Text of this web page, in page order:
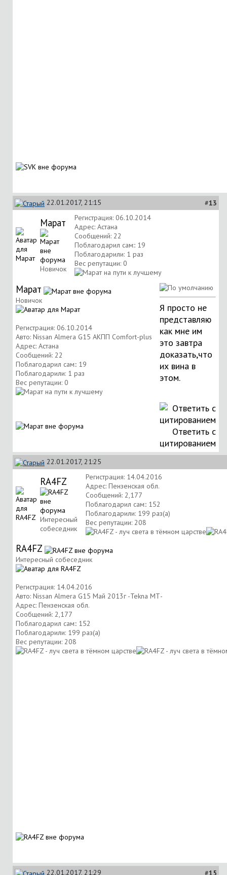
22.01.2017, 21:15 #13
Марат
Новичок
Регистрация: 06.10.2014
Адрес: Астана
Сообщений: 22
Поблагодарил сам:: 19
Поблагодарили: 1 раз
Вес репутации: 0
Марат
Новичок
Регистрация: 06.10.2014
Авто: Nissan Almera G15 АКПП Comfort-plus
Адрес: Астана
Сообщений: 22
Поблагодарил сам:: 19
Поблагодарили: 1 раз
Вес репутации: 0
Я просто не
представляю
как мне им
это завтра
доказать,что
их вина в
этом.
Ответить с
цитированием
22.01.2017, 21:25
RA4FZ
Интересный
собеседник
Регистрация: 14.04.2016
Адрес: Пензенская обл.
Сообщений: 2,177
Поблагодарил сам:: 152
Поблагодарили: 199 раз(а)
Вес репутации: 208
RA4FZ
Интересный собеседник
Регистрация: 14.04.2016
Авто: Nissan Almera G15 Май 2013г -Tekna МТ-
Адрес: Пензенская обл.
Сообщений: 2,177
Поблагодарил сам:: 152
Поблагодарили: 199 раз(а)
Вес репутации: 208
22.01.2017, 21:29 #15